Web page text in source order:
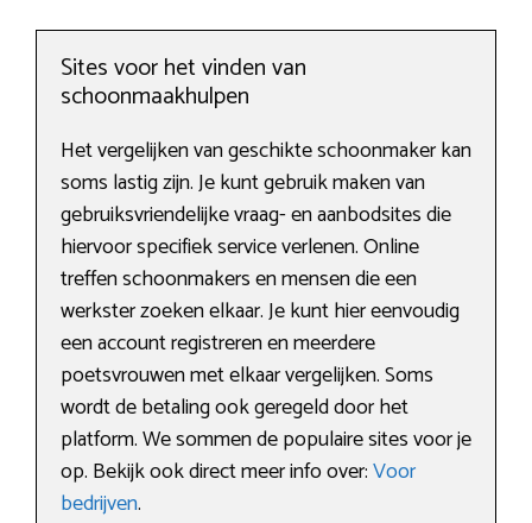
Sites voor het vinden van
schoonmaakhulpen
Het vergelijken van geschikte schoonmaker kan
soms lastig zijn. Je kunt gebruik maken van
gebruiksvriendelijke vraag- en aanbodsites die
hiervoor specifiek service verlenen. Online
treffen schoonmakers en mensen die een
werkster zoeken elkaar. Je kunt hier eenvoudig
een account registreren en meerdere
poetsvrouwen met elkaar vergelijken. Soms
wordt de betaling ook geregeld door het
platform. We sommen de populaire sites voor je
op. Bekijk ook direct meer info over:Voor
bedrijven.